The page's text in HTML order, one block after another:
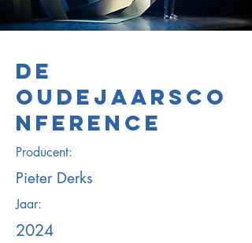
DE
OUDEJAARSCO
NFERENCE
Producent:
Pieter Derks
Jaar:
2024